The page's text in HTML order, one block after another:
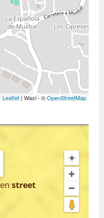
Leaflet | Wasi - ©OpenStreetMap
en street